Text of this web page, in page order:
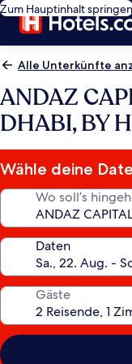
Zum Hauptinhalt springen
Alle Unterkünfte
ANDAZ
DHABI, BY
Wähle deine
Wo soll’s
Daten
Gäste